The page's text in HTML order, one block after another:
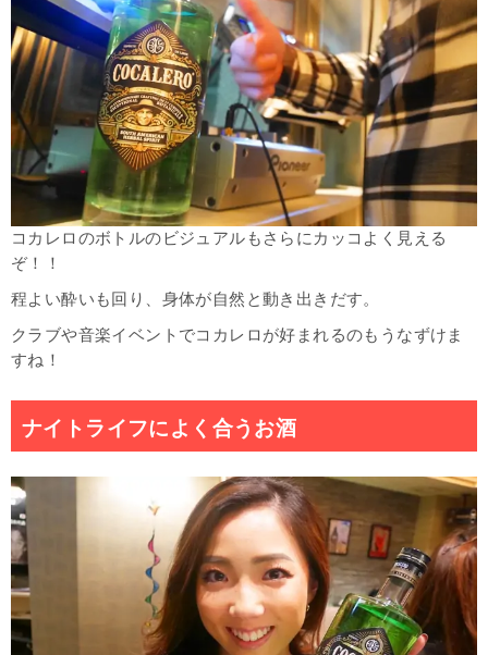
コカレロのボトルのビジュアルもさらにカッコよく見える
ぞ！！
程よい酔いも回り、身体が自然と動き出きだす。
クラブや音楽イベントでコカレロが好まれるのもうなずけま
すね！
ナイトライフによく合うお酒